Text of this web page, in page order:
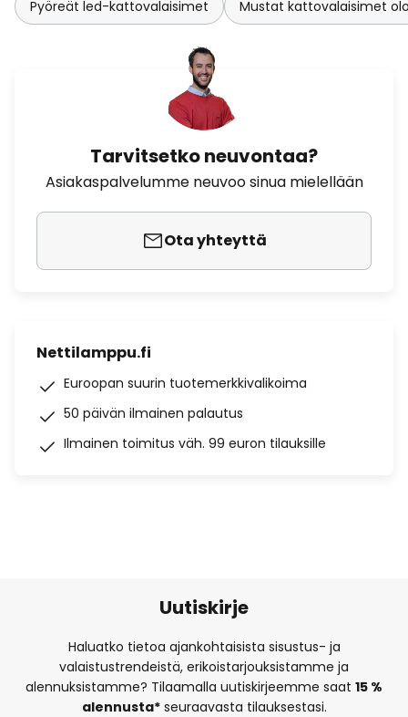
Pyöreät led-kattovalaisimet Mustat kattovalaisimet
Tarvitsetko neuvontaa?
Asiakaspalvelumme neuvoo sinua mielellään
Ota yhteyttä
Nettilamppu.fi
Euroopan suurin tuotemerkkivalikoima
50 päivän ilmainen palautus
Ilmainen toimitus väh. 99 euron tilauksille
Uutiskirje
Haluatko tietoa ajankohtaisista sisustus- ja
valaistustrendeistä, erikoistarjouksistamme ja
alennuksistamme? Tilaamalla uutiskirjeemme saat 15 %
alennusta*seuraavasta tilauksestasi.